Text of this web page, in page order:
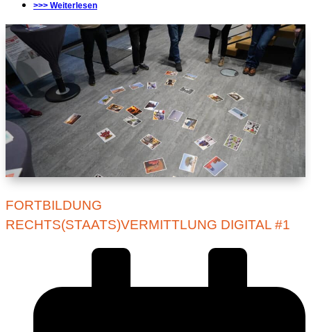
>>> Weiterlesen
FORTBILDUNG
RECHTS(STAATS)VERMITTLUNG DIGITAL #1